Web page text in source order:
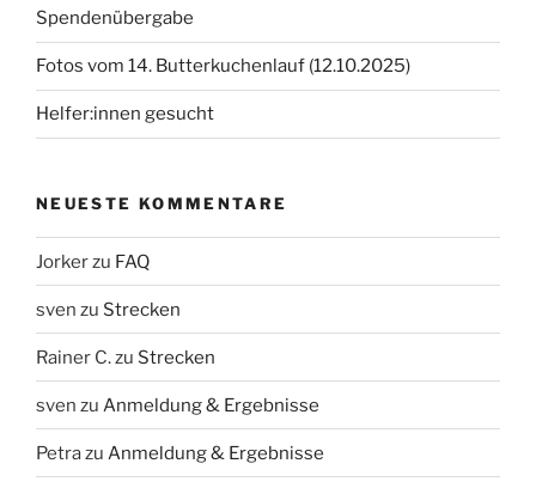
Spendenübergabe
Fotos vom 14. Butterkuchenlauf (12.10.2025)
Helfer:innen gesucht
NEUESTE KOMMENTARE
Jorkerzu FAQ
sven zu Strecken
Rainer C.zu Strecken
sven zu Anmeldung & Ergebnisse
Petrazu Anmeldung & Ergebnisse